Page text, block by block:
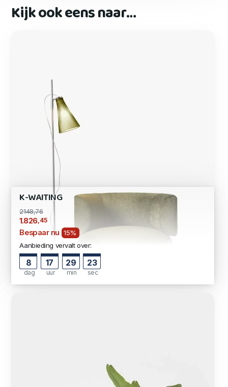
Kijk ook eens naar…
K-WAITING
2148,76
1.826 ,45
Bespaar nu 15%
Aanbieding vervalt over:
8
dag
17
uur
29
min
22
sec